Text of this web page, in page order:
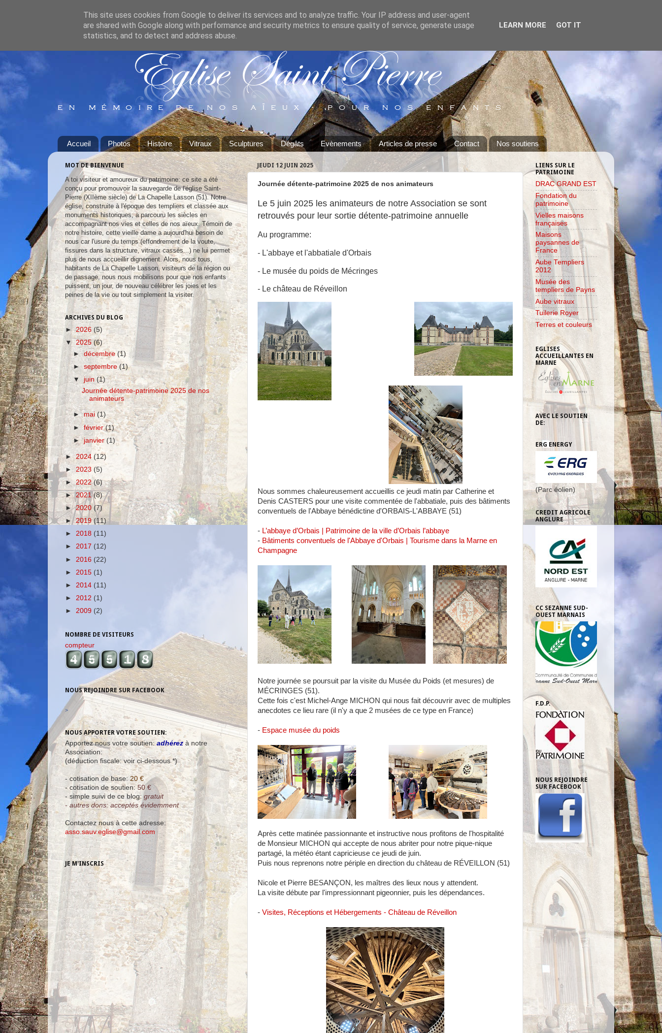
Accueil Photos Histoire Vitraux Sculptures Dégâts Evènements Articles de presse Contact Nos soutiens
JEUDI 12 JUIN 2025
Journée détente-patrimoine 2025 de nos animateurs
Le 5 juin 2025 les animateurs de notre Association se sont
retrouvés pour leur sortie détente-patrimoine annuelle
Au programme:
- L'abbaye et l'abbatiale d'Orbais
- Le musée du poids de Mécringes
- Le château de Réveillon
Nous sommes chaleureusement accueillis ce jeudi matin par Catherine et
Denis CASTERS pour une visite commentée de l'abbatiale, puis des bâtiments
conventuels de l'Abbaye bénédictine d'ORBAIS-L'ABBAYE (51)
- L’abbaye d’Orbais | Patrimoine de la ville d’Orbais l’abbaye
- Bâtiments conventuels de l'Abbaye d'Orbais | Tourisme dans la Marne en
Champagne
Notre journée se poursuit par la visite du Musée du Poids (et mesures) de
MÉCRINGES (51).
Cette fois c'est Michel-Ange MICHON qui nous fait découvrir avec de multiples
anecdotes ce lieu rare (il n'y a que 2 musées de ce type en France)
- Espace musée du poids
Après cette matinée passionnante et instructive nous profitons de l'hospitalité
de Monsieur MICHON qui accepte de nous abriter pour notre pique-nique
partagé, la météo étant capricieuse ce jeudi de juin.
Puis nous reprenons notre périple en direction du château de RÉVEILLON (51)
Nicole et Pierre BESANÇON, les maîtres des lieux nous y attendent.
La visite débute par l'impressionnant pigeonnier, puis les dépendances.
- Visites, Réceptions et Hébergements - Château de Réveillon
MOT DE BIENVENUE
A toi visiteur et amoureux du patrimoine: ce site a été
conçu pour promouvoir la sauvegarde de l'église Saint-
Pierre (XIIème siècle) de La Chapelle Lasson (51). Notre
église, construite à l'époque des templiers et classée aux
monuments historiques, a parcouru les siècles en
accompagnant nos vies et celles de nos aïeux. Témoin de
notre histoire, cette vieille dame a aujourd'hui besoin de
nous car l'usure du temps (effondrement de la voute,
fissures dans la structure, vitraux cassés...) ne lui permet
plus de nous accueillir dignement. Alors, nous tous,
habitants de La Chapelle Lasson, visiteurs de la région ou
de passage, nous nous mobilisons pour que nos enfants
puissent, un jour, de nouveau célébrer les joies et les
peines de la vie ou tout simplement la visiter.
ARCHIVES DU BLOG
►2026 (5)
▼ 2025 (6)
►décembre(1)
►septembre(1)
▼juin(1)
Journée détente-patrimoine 2025 de nos
animateurs
►mai (1)
►février(1)
►janvier(1)
►2024 (12)
► 2023 (5)
►2022(6)
►2021(8)
►2020 (7)
►2019(11)
► 2018 (11)
► 2017 (12)
► 2016 (22)
► 2015 (1)
► 2014 (11)
► 2012 (1)
► 2009 (2)
NOMBRE DE VISITEURS
compteur
NOUS REJOINDRE SUR FACEBOOK
>
NOUS APPORTER VOTRE SOUTIEN:
Apportez nous votre soutien: adhérez à notre
Association:
(déduction fiscale: voir ci-dessous *)
- cotisation de base:20 €
- cotisation de soutien:50 €
- simple suivi de ce blog:gratuit
- autres dons: acceptés évidemment
Contactez nous à cette adresse:
asso.sauv.eglise@gmail.com
JE M'INSCRIS
LIENS SUR LE
PATRIMOINE
DRAC GRAND EST
Fondation du
patrimoine
Vielles maisons
françaises
Maisons
paysannes de
France
Aube Templiers
2012
Musée des
templiers de Payns
Aube vitraux
Tuilerie Royer
Terres et couleurs
EGLISES
ACCUEILLANTES EN
MARNE
AVEC LE SOUTIEN
DE:
ERG ENERGY
(Parc éolien)
CREDIT AGRICOLE
ANGLURE
CC SEZANNE SUD-
OUEST MARNAIS
F.D.P.
NOUS REJOINDRE
SUR FACEBOOK
This site uses cookies from Google to deliver its services and to analyze traffic. Your IP address and user-agent
are shared with Google along with performance and security metrics to ensure quality of service, generate usage
statistics, and to detect and address abuse.
LEARN MORE GOT IT